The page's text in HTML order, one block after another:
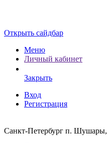
Открыть сайдбар
Меню
Личный кабинет
Закрыть
Вход
Регистрация
Санкт-Петербург п.